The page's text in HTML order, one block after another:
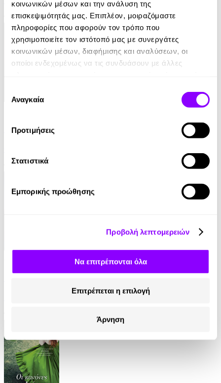
κοινωνικών μέσων και την ανάλυση της
επισκεψιμότητάς μας. Επιπλέον, μοιραζόμαστε
πληροφορίες που αφορούν τον τρόπο που
χρησιμοποιείτε τον ιστότοπό μας με συνεργάτες
κοινωνικών μέσων, διαφήμισης και αναλύσεων, οι
οποίοι ενδεχομένως να τις συνδυάσουν με άλλες
των υπηρεσιών τους.
συγκατάθεσης
Αναγκαία
Προτιμήσεις
Στατιστικά
Εμπορικής προώθησης
Προβολή λεπτομερειών
Να επιτρέπονται όλα
Επιτρέπεται η επιλογή
Άρνηση
12.99€
Γυναίκα Κάτω
13.99€
• 1 Credit